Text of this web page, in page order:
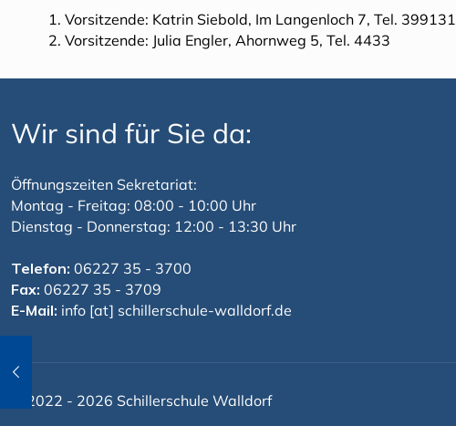
1. Vorsitzende: Katrin Siebold, Im Langenloch 7, Tel. 399131
2. Vorsitzende: Julia Engler, Ahornweg 5, Tel. 4433
Wir sind für Sie da:
Öffnungszeiten Sekretariat:
Montag - Freitag: 08:00 - 10:00 Uhr
Dienstag - Donnerstag: 12:00 - 13:30 Uhr
Telefon: 06227 35 - 3700
Fax: 06227 35 - 3709
E-Mail: info [at] schillerschule-walldorf.de
© 2022 - 2026 Schillerschule Walldorf